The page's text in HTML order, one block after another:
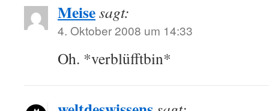
Meisesagt:
4. Oktober 2008 um 14:33
Oh. *verblüfftbin*